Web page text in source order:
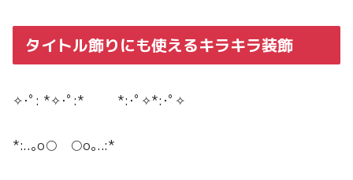
タイトル飾りにも使えるキラキラ装飾
✧･ﾟ: *✧･ﾟ:* *:･ﾟ✧*:･ﾟ✧
*:..｡o○ ○o｡..:*